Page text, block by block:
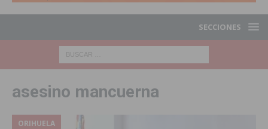
SECCIONES
asesino mancuerna
ORIHUELA